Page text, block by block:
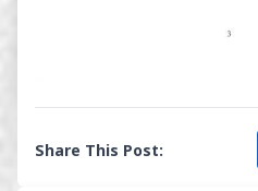
Share This Post: